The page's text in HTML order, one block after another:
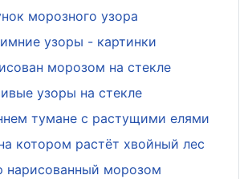
морозного узора
узоры - картинки
морозом на стекле
узоры на стекле
тумане с растущими елями
котором растёт хвойный лес
нарисованный морозом